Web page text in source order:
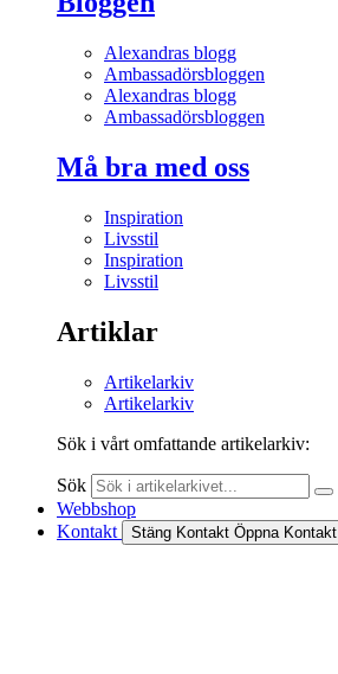
Alexandras blogg
Ambassadörsbloggen
Alexandras blogg
Ambassadörsbloggen
Må bra med oss
Inspiration
Livsstil
Inspiration
Livsstil
Artiklar
Artikelarkiv
Artikelarkiv
Sök i vårt omfattande artikelarkiv:
Sök
Webbshop
Kontakt
Stäng Kontakt Öppna Kontakt